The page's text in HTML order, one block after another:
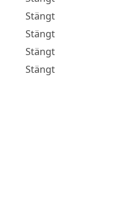
Stängt
Stängt
Stängt
Stängt